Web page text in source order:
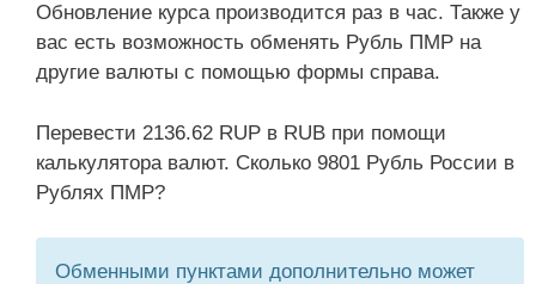
Обновление курса производится раз в час. Также у
вас есть возможность обменять Рубль ПМР на
другие валюты с помощью формы справа.
Перевести 2136.62 RUP в RUB при помощи
калькулятора валют. Сколько 9801 Рубль России в
Рублях ПМР?
Обменными пунктами дополнительно может